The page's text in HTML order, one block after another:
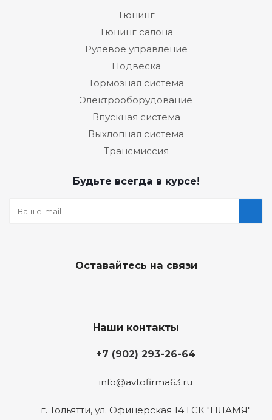
Тюнинг
Тюнинг салона
Рулевое управление
Подвеска
Тормозная система
Электрооборудование
Впускная система
Выхлопная система
Трансмиссия
Будьте всегда в курсе!
Оставайтесь на связи
Наши контакты
+7 (902) 293-26-64
info@avtofirma63.ru
г. Тольятти, ул. Офицерская 14 ГСК "ПЛАМЯ"